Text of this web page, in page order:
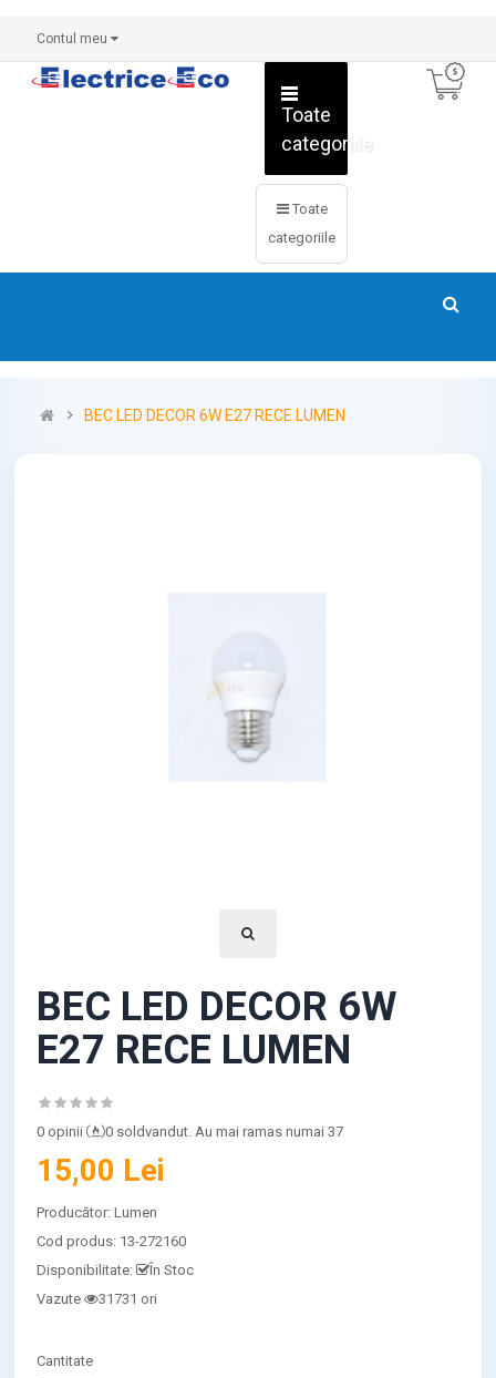
Contul meu
Toate
categoriile
Toate
categoriile
BEC LED DECOR 6W E27 RECE LUMEN
BEC LED DECOR 6W
E27 RECE LUMEN
0 opinii 0 soldvandut. Au mai ramas numai 37
15,00 Lei
Producător:Lumen
Cod produs: 13-272160
Disponibilitate:
În Stoc
Vazute
31731 ori
Cantitate